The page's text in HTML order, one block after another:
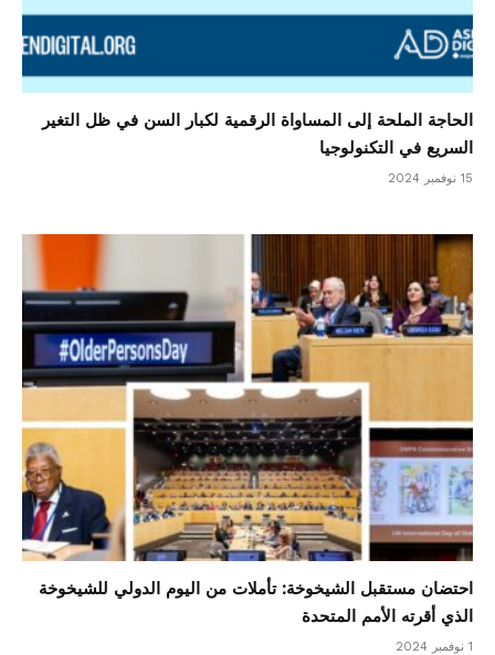
الحاجة الملحة إلى المساواة الرقمية لكبار السن في ظل التغير
السريع في التكنولوجيا
15 نوفمبر 2024
احتضان مستقبل الشيخوخة: تأملات من اليوم الدولي للشيخوخة
الذي أقرته الأمم المتحدة
1 نوفمبر 2024